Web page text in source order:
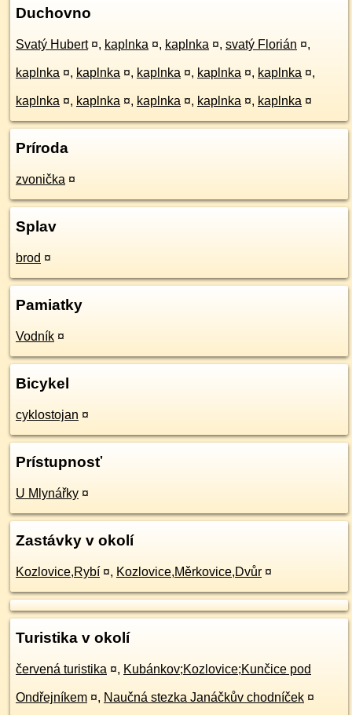
Duchovno
Svatý Hubert ¤, kaplnka ¤, kaplnka ¤, svatý Florián ¤,
kaplnka ¤, kaplnka ¤, kaplnka ¤, kaplnka ¤, kaplnka ¤,
kaplnka ¤, kaplnka ¤, kaplnka ¤, kaplnka ¤, kaplnka ¤
Príroda
zvonička ¤
Splav
brod ¤
Pamiatky
Vodník ¤
Bicykel
cyklostojan ¤
Prístupnosť
U Mlynářky ¤
Zastávky v okolí
Kozlovice,Rybí ¤, Kozlovice,Měrkovice,Dvůr ¤
Turistika v okolí
červená turistika ¤, Kubánkov;Kozlovice;Kunčice pod
Ondřejníkem ¤, Naučná stezka Janáčkův chodníček ¤